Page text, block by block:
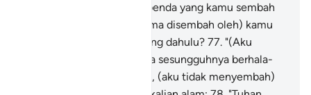
nampak gunanya benda-benda yang kamu sembah
"(Yang sekian lama disembah oleh) kamu
dan datuk nenek kamu yang dahulu? 77. "(Aku
bertanya demikian) kerana sesungguhnya berhala-
berhala itu ialah musuhKu, (aku tidak menyembah)